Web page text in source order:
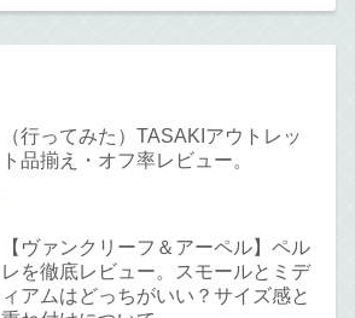
（行ってみた）TASAKIアウトレッ
ト品揃え・オフ率レビュー。
【ヴァンクリーフ＆アーペル】ペル
レを徹底レビュー。スモールとミデ
ィアムはどっちがいい？サイズ感と